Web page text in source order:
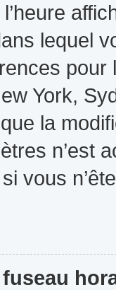
lequel
York,
la
n’est
vous